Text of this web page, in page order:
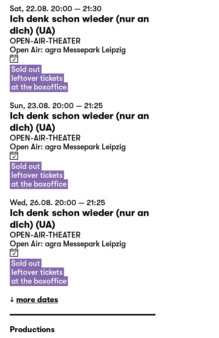
Sat, 22.08. 20:00 — 21:30
Ich denk schon wieder (nur an
dich) (UA)
OPEN-AIR-THEATER
Open Air: agra Messepark Leipzig
Sold out
leftover tickets
at the boxoffice
Sun, 23.08. 20:00 — 21:25
Ich denk schon wieder (nur an
dich) (UA)
OPEN-AIR-THEATER
Open Air: agra Messepark Leipzig
Sold out
leftover tickets
at the boxoffice
Wed, 26.08. 20:00 — 21:25
Ich denk schon wieder (nur an
dich) (UA)
OPEN-AIR-THEATER
Open Air: agra Messepark Leipzig
Sold out
leftover tickets
at the boxoffice
more dates
Productions